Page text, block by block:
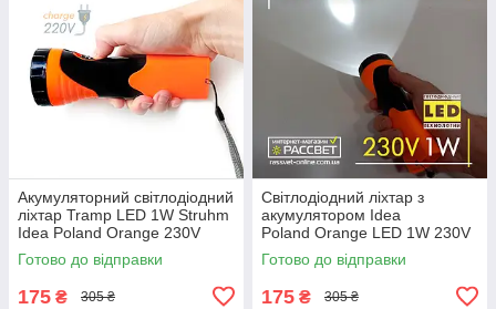
Акумуляторний світлодіодний
ліхтар Tramp LED 1W Struhm
Idea Poland Orange 230V
50Hz 90Lm 6500K
помаранчевий/чорний
Готово до відправки
175 ₴ 305 ₴
Світлодіодний ліхтар з
акумулятором Idea
Poland Orange LED 1W 230V
50Hz 90Lm 6500K
помаранчевий/чорний
Готово до відправки
175 ₴ 305 ₴